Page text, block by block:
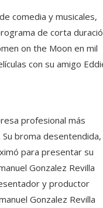
comedia y musicales,
de corta
on the Moon en mil
con su amigo
profesional más
broma desentendida,
para presentar su
Gonzalez Revilla
y productor
Gonzalez Revilla